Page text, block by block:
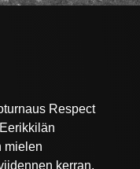
Respect
mielen
kerran.